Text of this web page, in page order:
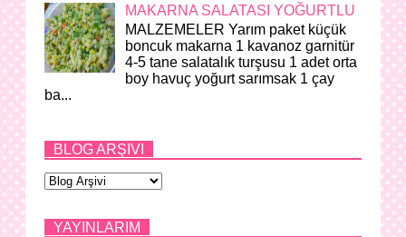
MAKARNA SALATASI YOĞURTLU
MALZEMELER Yarım paket küçük
boncuk makarna 1 kavanoz garnitür
4-5 tane salatalık turşusu 1 adet orta
boy havuç yoğurt sarımsak 1 çay
ba...
BLOG ARŞIVI
YAYINLARIM